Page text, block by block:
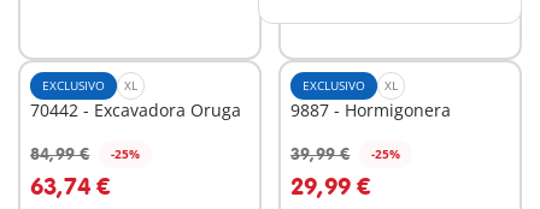
EXCLUSIVO XL
70442 - Excavadora Oruga
84,99 € -25%
63,74 €
A la cesta
EXCLUSIVO XL
9887 - Hormigonera
39,99 € -25%
29,99 €
A la cesta